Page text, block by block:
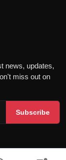
news, updates,
miss out on
Subscribe